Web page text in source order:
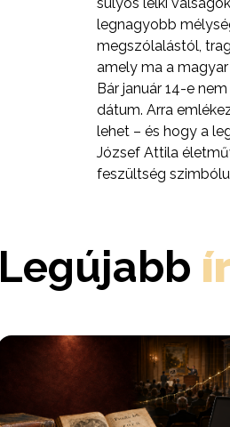
legnagyobb
megszólalástól,
amely ma a
Bár január 14-e
dátum. Arra
lehet – és hogy a
József Attila
feszültség
Legújabb